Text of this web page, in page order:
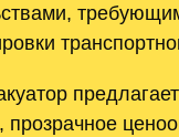
прозрачное